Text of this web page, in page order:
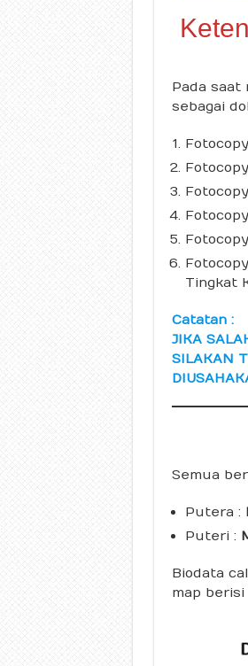
Pada saat
sebagai
Tingkat
Catatan :
JIKA
SILAKAN
Semua
Putera :
Puteri :
Biodata
map berisi